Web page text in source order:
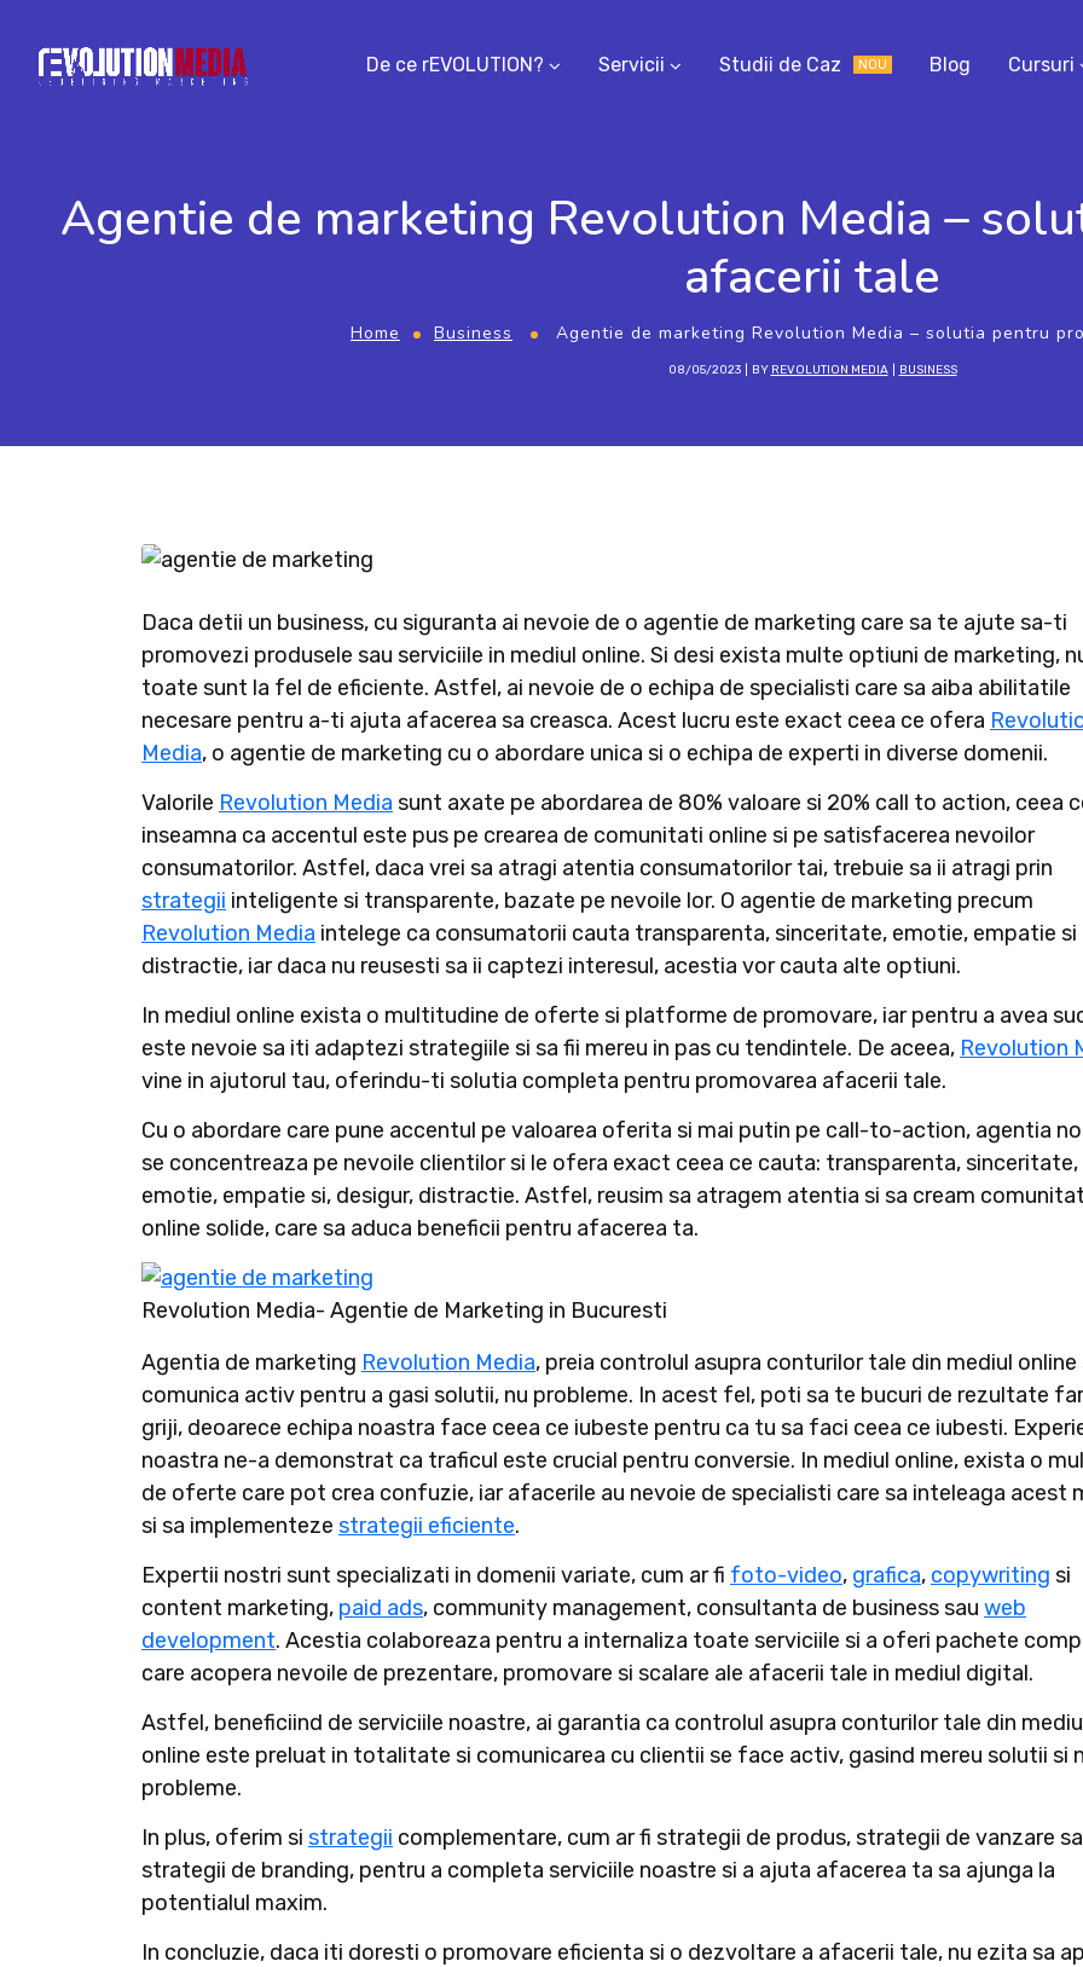
De ce rEVOLUTION? Servicii Studii de Caz NOU Blog Cursuri
Agentie de marketing Revolution Media –
afacerii tale
Home Business Agentie de marketing Revolution Media – solutia pentru
08/05/2023 BY REVOLUTION MEDIA BUSINESS
Daca detii un business, cu siguranta ai nevoie de o agentie de marketing care sa te ajute sa-ti
promovezi produsele sau serviciile in mediul online. Si desi exista multe optiuni de marketing,
toate sunt la fel de eficiente. Astfel, ai nevoie de o echipa de specialisti care sa aiba abilitatile
necesare pentru a-ti ajuta afacerea sa creasca. Acest lucru este exact ceea ce ofera
Media, o agentie de marketing cu o abordare unica si o echipa de experti in diverse domenii.
Valorile Revolution Media sunt axate pe abordarea de 80% valoare si 20% call to action, ceea
inseamna ca accentul este pus pe crearea de comunitati online si pe satisfacerea nevoilor
consumatorilor. Astfel, daca vrei sa atragi atentia consumatorilor tai, trebuie sa ii atragi prin
strategii inteligente si transparente, bazate pe nevoile lor. O agentie de marketing precum
Revolution Media intelege ca consumatorii cauta transparenta, sinceritate, emotie, empatie si
distractie, iar daca nu reusesti sa ii captezi interesul, acestia vor cauta alte optiuni.
In mediul online exista o multitudine de oferte si platforme de promovare, iar pentru a avea
este nevoie sa iti adaptezi strategiile si sa fii mereu in pas cu tendintele. De aceea, Revolution
vine in ajutorul tau, oferindu-ti solutia completa pentru promovarea afacerii tale.
Cu o abordare care pune accentul pe valoarea oferita si mai putin pe call-to-action, agentia
se concentreaza pe nevoile clientilor si le ofera exact ceea ce cauta: transparenta, sinceritate,
emotie, empatie si, desigur, distractie. Astfel, reusim sa atragem atentia si sa cream
online solide, care sa aduca beneficii pentru afacerea ta.
Revolution Media- Agentie de Marketing in Bucuresti
Agentia de marketing Revolution Media, preia controlul asupra conturilor tale din mediul online
comunica activ pentru a gasi solutii, nu probleme. In acest fel, poti sa te bucuri de rezultate
griji, deoarece echipa noastra face ceea ce iubeste pentru ca tu sa faci ceea ce iubesti.
noastra ne-a demonstrat ca traficul este crucial pentru conversie. In mediul online, exista o
de oferte care pot crea confuzie, iar afacerile au nevoie de specialisti care sa inteleaga acest
si sa implementeze strategii eficiente.
Expertii nostri sunt specializati in domenii variate, cum ar fi foto-video, grafica, copywriting si
content marketing, paid ads, community management, consultanta de business sau web
development. Acestia colaboreaza pentru a internaliza toate serviciile si a oferi pachete
care acopera nevoile de prezentare, promovare si scalare ale afacerii tale in mediul digital.
Astfel, beneficiind de serviciile noastre, ai garantia ca controlul asupra conturilor tale din
online este preluat in totalitate si comunicarea cu clientii se face activ, gasind mereu solutii si
probleme.
In plus, oferim si strategii complementare, cum ar fi strategii de produs, strategii de vanzare
strategii de branding, pentru a completa serviciile noastre si a ajuta afacerea ta sa ajunga la
potentialul maxim.
In concluzie, daca iti doresti o promovare eficienta si o dezvoltare a afacerii tale, nu ezita sa